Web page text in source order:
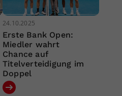
24.10.2025
Erste Bank Open:
Miedler wahrt
Chance auf
Titelverteidigung im
Doppel